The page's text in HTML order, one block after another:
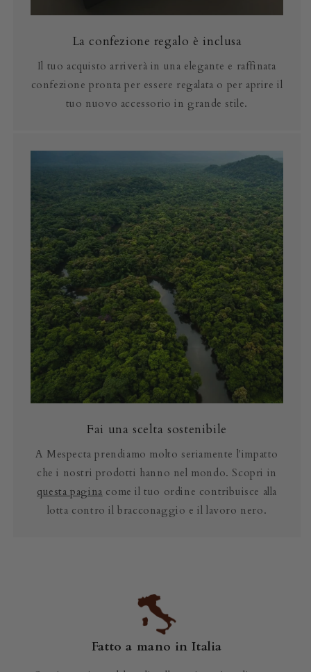
La confezione regalo è inclusa
Il tuo acquisto arriverà in una elegante e raffinata
confezione pronta per essere regalata o per aprire il
tuo nuovo accessorio in grande stile.
Fai una scelta sostenibile
A Mespecta prendiamo molto seriamente l'impatto
che i nostri prodotti hanno nel mondo. Scopri in
questa pagina come il tuo ordine contribuisce alla
lotta contro il bracconaggio e il lavoro nero.
Fatto a mano in Italia